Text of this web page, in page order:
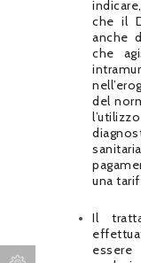
che il
anche
che
del
una
Il